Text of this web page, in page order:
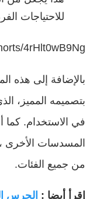
للاحتياجات
4rHlt0wB9Ng
بالإضافة إلى هذه
بتصميمه المميز،
في الاستخدام. كما
المسدسات الأخرى
من جميع الفئات.
إقرأ أيضا :